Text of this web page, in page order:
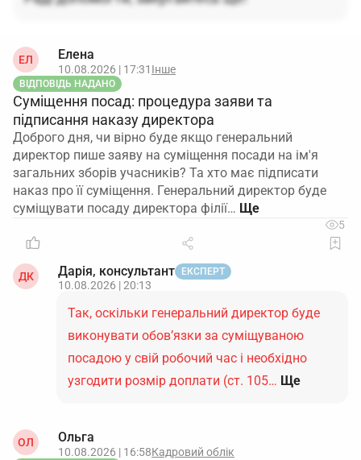
ЕЛ Елена
10.08.2026 | 17:31 Інше
ВІДПОВІДЬ НАДАНО
Суміщення посад: процедура заяви та
підписання наказу директора
Доброго дня, чи вірно буде якщо генеральний
директор пише заяву на суміщення посади на ім'я
загальних зборів учасників? Та хто має підписати
наказ про її суміщення. Генеральний директор буде
суміщувати посаду директора філії…
5
ДК Дарія, консультант ЕКСПЕРТ
10.08.2026 | 20:13
Так, оскільки генеральний директор буде
виконувати обов’язки за суміщуваною
посадою у свій робочий час і необхідно
узгодити розмір доплати (ст. 105… Ще
ОЛ Ольга
10.08.2026 | 16:58Кадровий облік